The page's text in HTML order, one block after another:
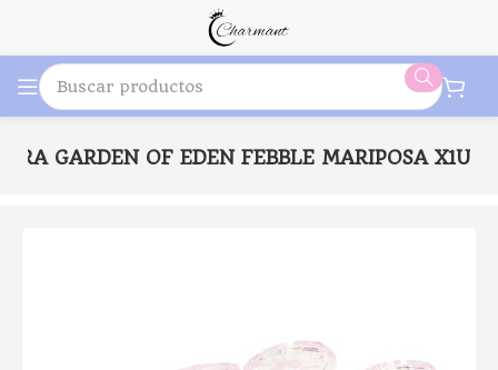
GARDEN OF EDEN FEBBLE MARIPOSA X1U